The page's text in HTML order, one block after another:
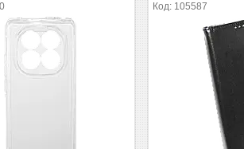
105587